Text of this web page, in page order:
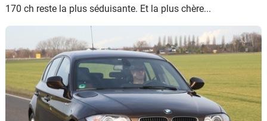
170 ch reste la plus séduisante. Et la plus chère...